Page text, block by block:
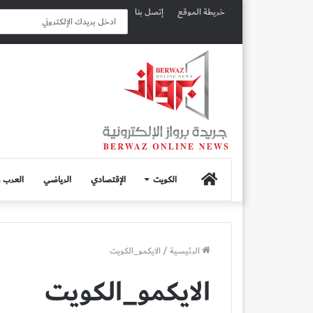
خريطة الموقع إتصل بنا
الصفحة
الرئيسية
الكويت الإقتصادي الرياضي العرب
الرئيسية/الايكمو_الكويت
الايكمو_الكويت